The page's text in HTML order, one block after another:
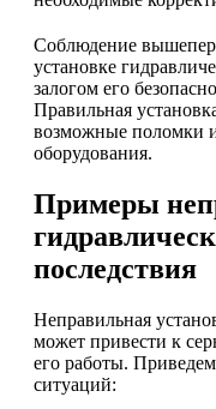
Соблюдение
установке
залогом его
Правильная
возможные поломки
оборудования.
Примеры
последствия
Неправильная
может привести к
его работы.
ситуаций: